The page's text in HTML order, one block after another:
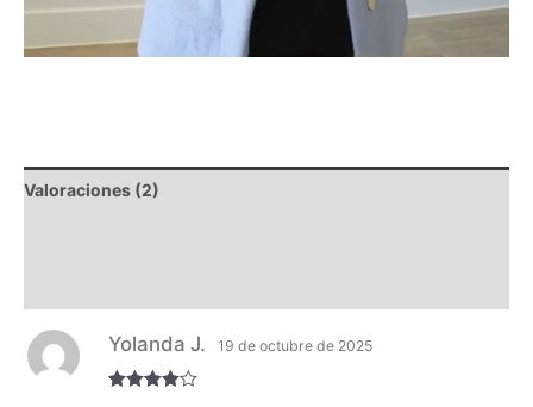
Valoraciones (2)
Yolanda J. 19 de octubre de 2025